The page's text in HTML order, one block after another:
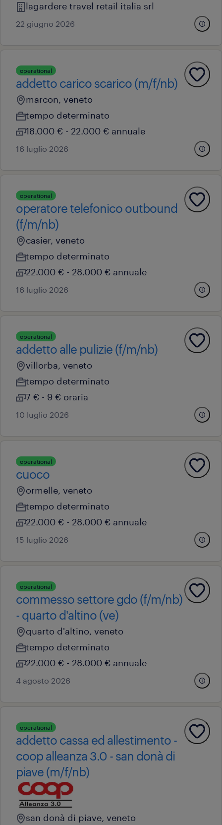
lagardere travel retail italia srl
22 giugno 2026
operational
addetto carico scarico (m/f/nb)
marcon, veneto
tempo determinato
18.000 € - 22.000 € annuale
16 luglio 2026
operational
operatore telefonico outbound
(f/m/nb)
casier, veneto
tempo determinato
22.000 € - 28.000 € annuale
16 luglio 2026
operational
addetto alle pulizie (f/m/nb)
villorba, veneto
tempo determinato
7 € - 9 € oraria
10 luglio 2026
operational
cuoco
ormelle, veneto
tempo determinato
22.000 € - 28.000 € annuale
15 luglio 2026
operational
commesso settore gdo (f/m/nb)
- quarto d'altino (ve)
quarto d'altino, veneto
tempo determinato
22.000 € - 28.000 € annuale
4 agosto 2026
operational
addetto cassa ed allestimento -
coop alleanza 3.0 - san donà di
piave (m/f/nb)
san donà di piave, veneto